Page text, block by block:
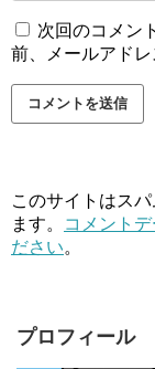
次回のコメン
前、メールアドレ
このサイトはス
ます。
コメント
ださい。
プロフィール